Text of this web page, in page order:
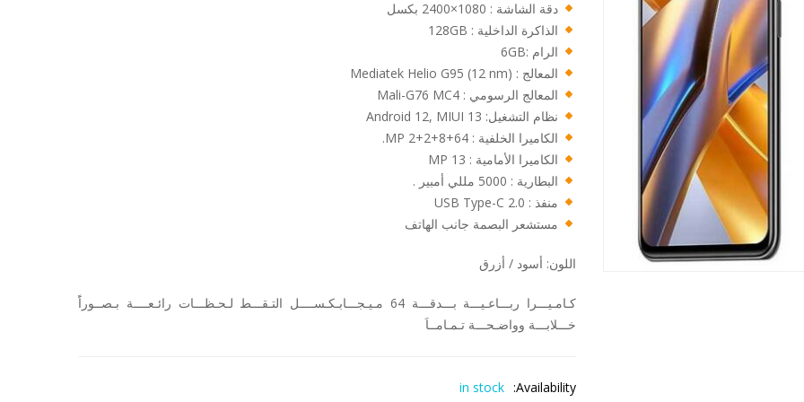
دقة الشاشة : 1080×2400 بكسل
الذاكرة الداخلية : 128GB
الرام :6GB
المعالج : Mediatek Helio G95 (12 nm)
المعالج الرسومي : Mali-G76 MC4
نظام التشغيل: Android 12, MIUI 13
الكاميرا الخلفية : 64+8+2+2 MP.
الكاميرا الأمامية : 13 MP
البطارية : 5000 مللي أمبير .
منفذ : USB Type-C 2.0
مستشعر البصمة جانب الهاتف
اللون: أسود / أزرق
كـامـيـــرا ربـــاعـيـــة بـــدقـــة 64 مـيـجـــابـكـســــل التـقـــط لـحـظـــات رائـعــــة بـصــوراًَ
خـــلابـــة وواضـحـــة تـمـامــاَ
Availability:
in stock